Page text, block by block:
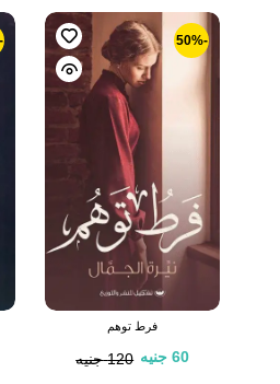
-50%
فرط توهم
120 جنيه 60 جنيه